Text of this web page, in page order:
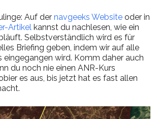
Auf der navgeeks Website oder in
Artikel kannst du nachlesen, wie ein
Selbstverständlich wird es für
Briefing geben, indem wir auf alle
eingegangen wird. Komm daher auch
du noch nie einen ANR-Kurs
es aus, bis jetzt hat es fast allen